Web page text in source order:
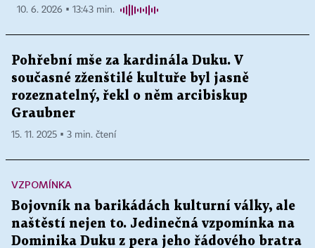
10. 6. 2026 ▪ 13:43 min.
Pohřební mše za kardinála Duku. V
současné zženštilé kultuře byl jasně
rozeznatelný, řekl o něm arcibiskup
Graubner
15. 11. 2025 ▪ 3 min. čtení
VZPOMÍNKA
Bojovník na barikádách kulturní války, ale
naštěstí nejen to. Jedinečná vzpomínka na
Dominika Duku z pera jeho řádového bratra